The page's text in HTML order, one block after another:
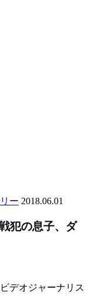
ー 2018.06.01
犯の息子、ダ
デオジャーナリス